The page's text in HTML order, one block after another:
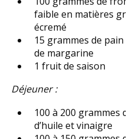
faible en matières
écremé
15 grammes de
de margarine
1 fruit de saison
Déjeuner :
100 à 200 grammes
d’huile et vinaigre